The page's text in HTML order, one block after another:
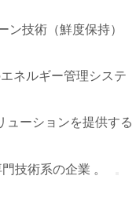
ン技術（鮮度保持）
ネルギー管理システ
ューションを提供する
技術系の企業 。